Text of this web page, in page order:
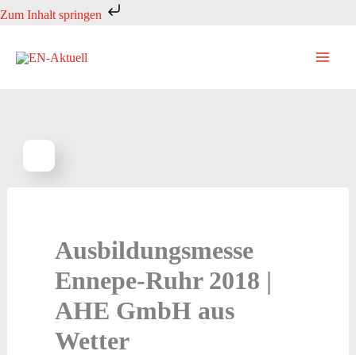
Zum Inhalt springen
Zum
springen
Ausbildungsmesse
Ennepe-Ruhr 2018 |
AHE GmbH aus
Wetter